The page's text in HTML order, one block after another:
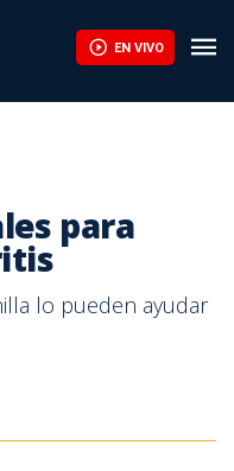
EN VIVO
para
lo pueden ayudar